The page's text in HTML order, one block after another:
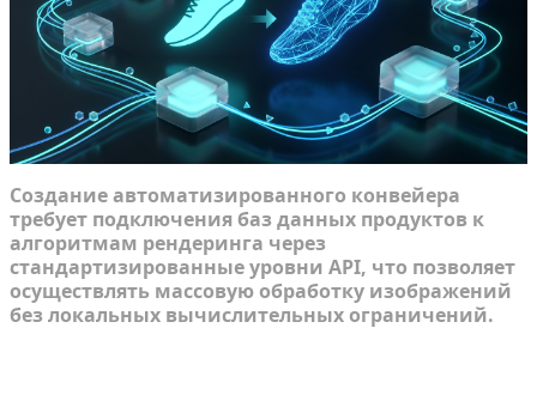
Создание автоматизированного конвейера
требует подключения баз данных продуктов к
алгоритмам рендеринга через
стандартизированные уровни API, что позволяет
осуществлять массовую обработку изображений
без локальных вычислительных ограничений.